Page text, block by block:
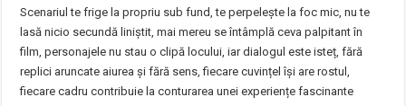
Scenariul te frige la propriu sub fund, te perpelește la foc mic, nu te
lasă nicio secundă liniștit, mai mereu se întâmplă ceva palpitant în
film, personajele nu stau o clipă locului, iar dialogul este isteț, fără
replici aruncate aiurea și fără sens, fiecare cuvințel își are rostul,
fiecare cadru contribuie la conturarea unei experiențe fascinante